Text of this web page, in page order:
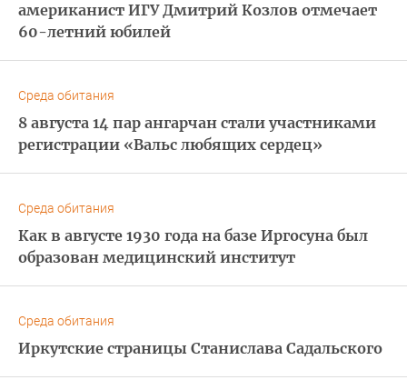
американист ИГУ Дмитрий Козлов отмечает
60-летний юбилей
Среда обитания
8 августа 14 пар ангарчан стали участниками
регистрации «Вальс любящих сердец»
Среда обитания
Как в августе 1930 года на базе Иргосуна был
образован медицинский институт
Среда обитания
Иркутские страницы Станислава Садальского